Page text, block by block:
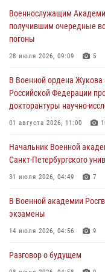
Военная академия
23 июля 2026, 04:51
Курсант Военной
22 июля 2026, 09:41
Мастер‑класс по
20 июля 2026, 11:17
108 лет со дня
Военнослужащим
получившим очередные
погоны
28 июля 2026, 09:09 5
В Военной ордена Жукова
Российской Федерации
докторантуры научно-
01 августа 2026, 11:00
Начальник Военной
Санкт-Петербургского
31 июля 2026, 04:49 7
В Военной академии
экзамены
14 июля 2026, 04:56 9
Разговор о будущем